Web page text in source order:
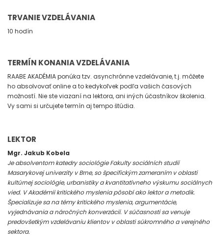
TRVANIE VZDELÁVANIA
10 hodín
TERMÍN KONANIA VZDELÁVANIA
RAABE AKADÉMIA ponúka tzv. asynchrónne vzdelávanie, t.j. môžete
ho absolvovať online a to kedykoľvek podľa vašich časových
možností. Nie ste viazaní na lektora, ani iných účastníkov školenia.
Vy sami si určujete termín aj tempo štúdia.
LEKTOR
Mgr. Jakub Kobela
Je absolventom katedry sociológie Fakulty sociálních studií
Masarykovej univerzity v Brne, so špecifickým zameraním v oblasti
kultúrnej sociológie, urbanistiky a kvantitatívneho výskumu sociálnych
vied. V Akadémii kritického myslenia pôsobí ako lektor a metodik.
Špecializuje sa na témy kritického myslenia, argumentácie,
vyjednávania a náročných konverzácií. V súčasnosti sa venuje
predovšetkým vzdelávaniu klientov v oblasti súkromného a verejného
sektora.